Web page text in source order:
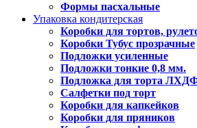
Формы пасхальные
Упаковка кондитерская
Коробки для тортов,
Коробки Тубус прозрачные
Подложки усиленные
Подложки тонкие 0,8 мм.
Подложка для торта
Салфетки под торт
Коробки для капкейков
Коробки для пряников